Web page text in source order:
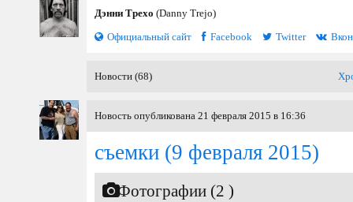
Дэнни Трехо (Danny Trejo)
Официальный сайт
Facebook Twitter
Новости (68)
Новость опубликована 21 февраля 2015 в 16:36
съемки (9 февраля 2015)
Фотографии (2 )